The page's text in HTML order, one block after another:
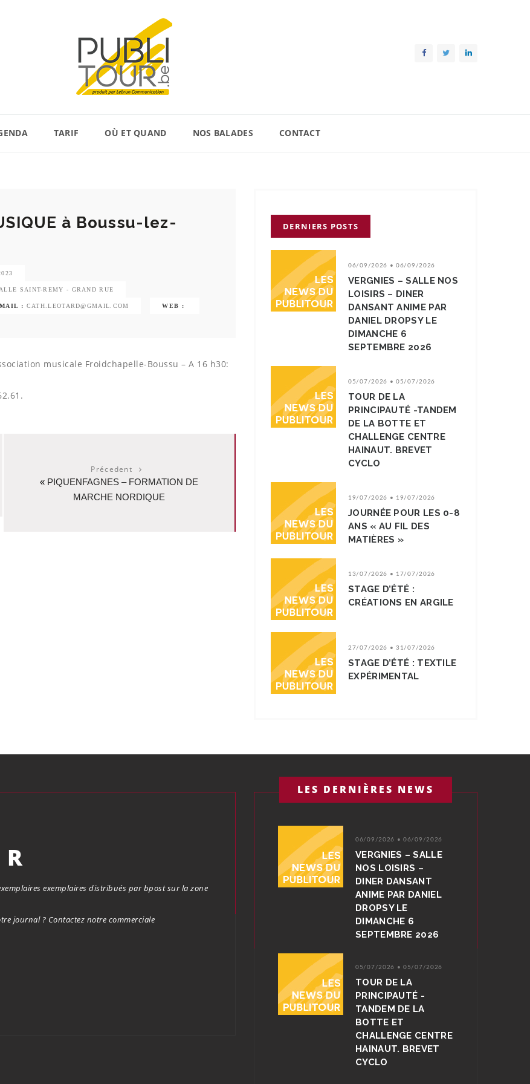
TARIF OÙ ET QUAND NOS BALADES CONTACT
à Boussu-lez-
SAINT-REMY - GRAND RUE
MAIL : CATH.LEOTARD@GMAIL.COM WEB :
musicale Froidchapelle-Boussu – A 16 h30:
Précedent
« PIQUENFAGNES – FORMATION DE
MARCHE NORDIQUE
DERNIERS POSTS
06/09/2026 • 06/09/2026
VERGNIES – SALLE NOS
LOISIRS – DINER
DANSANT ANIME PAR
DANIEL DROPSY LE
DIMANCHE 6
SEPTEMBRE 2026
05/07/2026 • 05/07/2026
TOUR DE LA
PRINCIPAUTÉ -TANDEM
DE LA BOTTE ET
CHALLENGE CENTRE
HAINAUT. BREVET
CYCLO
19/07/2026 • 19/07/2026
JOURNÉE POUR LES 0-8
ANS « AU FIL DES
MATIÈRES »
13/07/2026 • 17/07/2026
STAGE D’ÉTÉ :
CRÉATIONS EN ARGILE
27/07/2026 • 31/07/2026
STAGE D’ÉTÉ : TEXTILE
EXPÉRIMENTAL
exemplaires distribués par bpost sur la zone
journal ? Contactez notre commerciale
LES DERNIÈRES NEWS
06/09/2026 • 06/09/2026
VERGNIES – SALLE
NOS LOISIRS –
DINER DANSANT
ANIME PAR DANIEL
DROPSY LE
DIMANCHE 6
SEPTEMBRE 2026
05/07/2026 • 05/07/2026
TOUR DE LA
PRINCIPAUTÉ -
TANDEM DE LA
BOTTE ET
CHALLENGE CENTRE
HAINAUT. BREVET
CYCLO